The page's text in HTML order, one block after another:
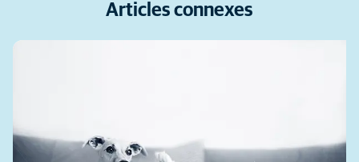
Articles connexes